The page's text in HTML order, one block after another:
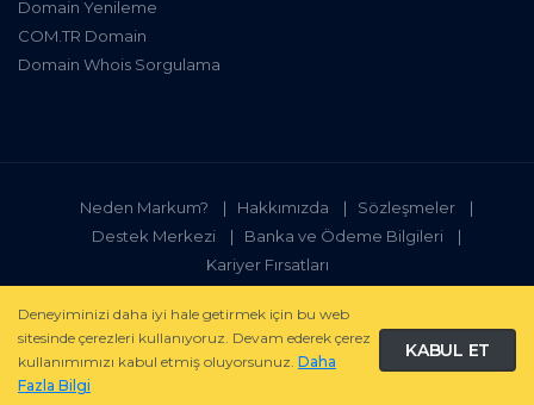
Domain Yenileme
COM.TR Domain
Domain Whois Sorgulama
Neden Markum? Hakkımızda
Sözleşmeler
Destek Merkezi
Banka ve Ödeme Bilgileri
Kariyer Fırsatları
© 2000 -2026 Markum.com - Tüm hakları saklıdır.
Deneyiminizi daha iyi hale getirmek için bu web
sitesinde çerezleri kullanıyoruz. Devam ederek çerez
kullanımımızı kabul etmiş oluyorsunuz. Daha
Fazla Bilgi
KABUL ET